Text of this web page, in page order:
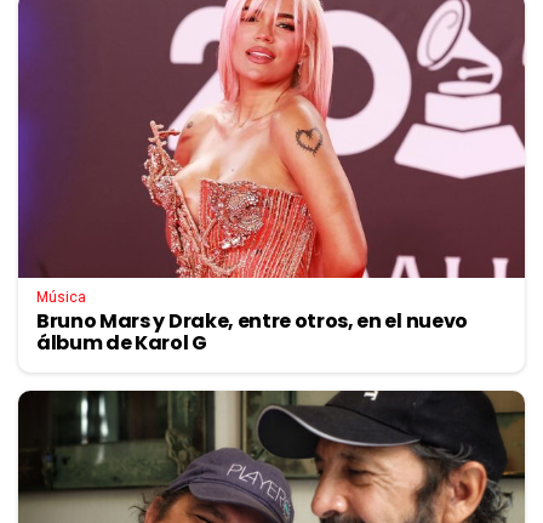
Música
Bruno Mars y Drake, entre otros, en el nuevo
álbum de Karol G